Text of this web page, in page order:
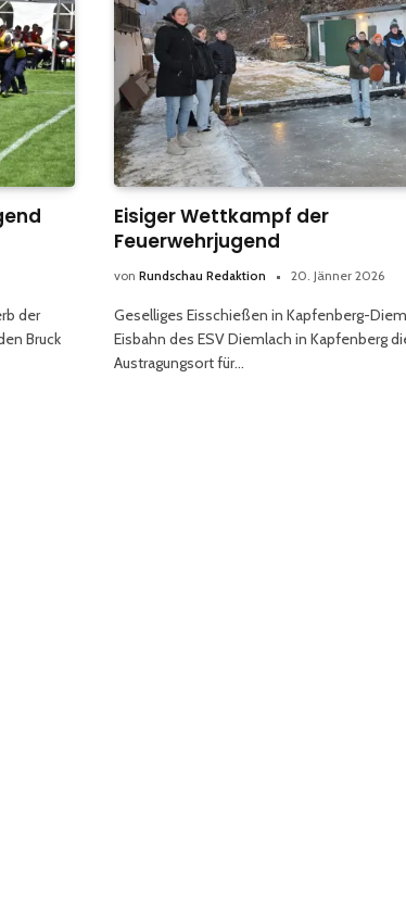
der
Bruck
Eisiger Wettkampf der
Feuerwehrjugend
von Rundschau Redaktion 20. Jänner 2026
Geselliges Eisschießen in Kapfenberg-
Eisbahn des ESV Diemlach in Kapfenberg
Austragungsort für…